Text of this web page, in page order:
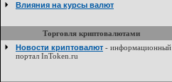
Влияния на курсы валют
Торговля криптовалютами
Новости криптовалют - информационный
портал InToken.ru